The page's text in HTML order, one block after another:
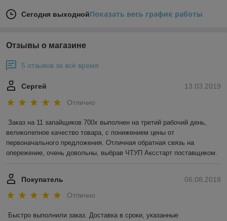
Сегодня выходнойПоказать весь график работы
Отзывы о магазине
5 отзывов за всё время
13.03.2019
Сергей
Отлично
Заказ на 11 запайщиков 700х выполнен на третий рабочий день,
великолепное качество товара, с понижением цены от
первоначального предложения. Отличная обратная связь на
опережение, очень довольны, выбрав ЧТУП Аксстарт поставщиком.
06.08.2018
Покупатель
Отлично
Быстро выполнили заказ. Доставка в сроки, указанные